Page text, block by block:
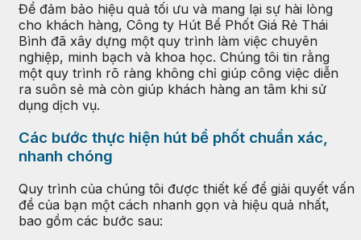
Để đảm bảo hiệu quả tối ưu và mang lại sự hài lòng
cho khách hàng, Công ty Hút Bể Phốt Giá Rẻ Thái
Bình đã xây dựng một quy trình làm việc chuyên
nghiệp, minh bạch và khoa học. Chúng tôi tin rằng
một quy trình rõ ràng không chỉ giúp công việc diễn
ra suôn sẻ mà còn giúp khách hàng an tâm khi sử
dụng dịch vụ.
Các bước thực hiện hút bể phốt chuẩn xác,
nhanh chóng
Quy trình của chúng tôi được thiết kế để giải quyết vấn
đề của bạn một cách nhanh gọn và hiệu quả nhất,
bao gồm các bước sau: